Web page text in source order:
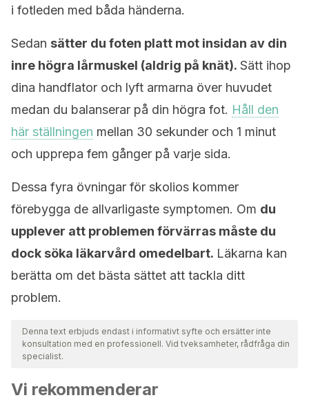
i fotleden med båda händerna.
Sedan sätter du foten platt mot insidan av din
inre högra lårmuskel (aldrig på knät). Sätt ihop
dina handflator och lyft armarna över huvudet
medan du balanserar på din högra fot. Håll den
här ställningen mellan 30 sekunder och 1 minut
och upprepa fem gånger på varje sida.
Dessa fyra övningar för skolios kommer
förebygga de allvarligaste symptomen. Om du
upplever att problemen förvärras måste du
dock söka läkarvård omedelbart. Läkarna kan
berätta om det bästa sättet att tackla ditt
problem.
Denna text erbjuds endast i informativt syfte och ersätter inte
konsultation med en professionell. Vid tveksamheter, rådfråga din
specialist.
Vi rekommenderar